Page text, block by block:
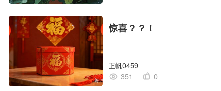
惊喜？？！
正帆0459
351
0